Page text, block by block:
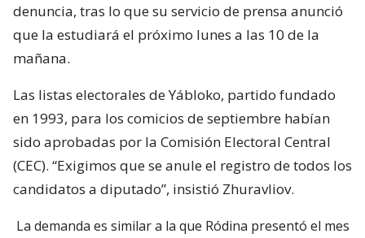
denuncia, tras lo que su servicio de prensa anunció
que la estudiará el próximo lunes a las 10 de la
mañana.
Las listas electorales de Yábloko, partido fundado
en 1993, para los comicios de septiembre habían
sido aprobadas por la Comisión Electoral Central
(CEC). “Exigimos que se anule el registro de todos los
candidatos a diputado”, insistió Zhuravliov.
La demanda es similar a la que Ródina presentó el mes